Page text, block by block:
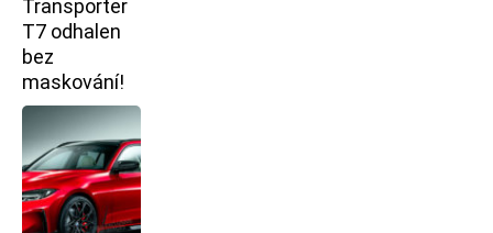
Transporter
T7 odhalen
bez
maskování!